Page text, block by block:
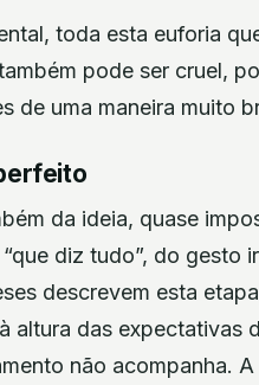
toda esta euforia
pode ser cruel,
de uma maneira muito
da ideia, quase
diz tudo”, do gesto
descrevem esta
altura das expectativas
não acompanha.